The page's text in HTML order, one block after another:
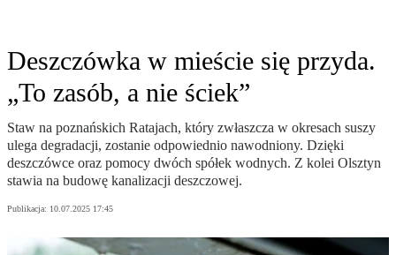
Deszczówka w mieście się przyda.
„To zasób, a nie ściek”
Staw na poznańskich Ratajach, który zwłaszcza w okresach suszy
ulega degradacji, zostanie odpowiednio nawodniony. Dzięki
deszczówce oraz pomocy dwóch spółek wodnych. Z kolei Olsztyn
stawia na budowę kanalizacji deszczowej.
Publikacja: 10.07.2025 17:45